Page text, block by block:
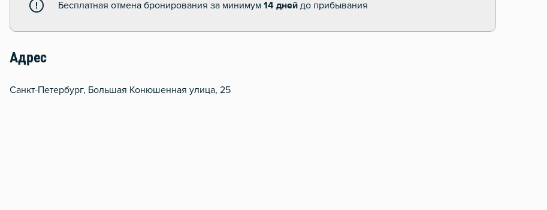
Бесплатная отмена бронирования за минимум 14 дней до прибывания
Адрес
Санкт-Петербург, Большая Конюшенная улица, 25